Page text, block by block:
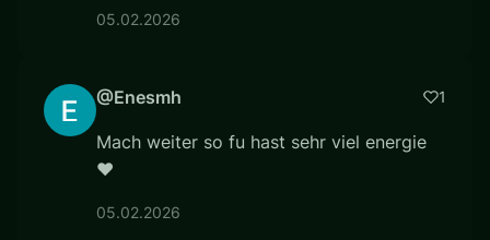
05.02.2026
@Enesmh 1
Mach weiter so fu hast sehr viel energie
❤
05.02.2026